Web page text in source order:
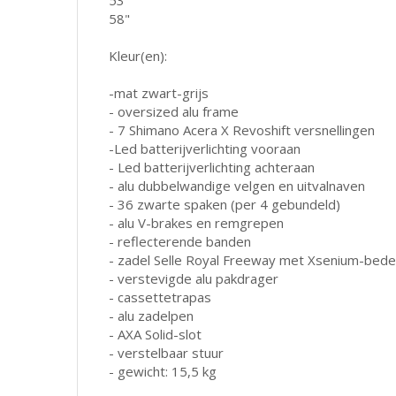
58"
Kleur(en):
-mat zwart-grijs
- oversized alu frame
- 7 Shimano Acera X Revoshift versnellingen
-Led batterijverlichting vooraan
- Led batterijverlichting achteraan
- alu dubbelwandige velgen en uitvalnaven
- 36 zwarte spaken (per 4 gebundeld)
- alu V-brakes en remgrepen
- reflecterende banden
- zadel Selle Royal Freeway met Xsenium-
- verstevigde alu pakdrager
- cassettetrapas
- alu zadelpen
- AXA Solid-slot
- verstelbaar stuur
- gewicht: 15,5 kg